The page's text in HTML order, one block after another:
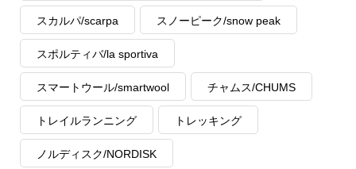
スカルパ/scarpa スノーピーク/snow peak
スポルティバ/la sportiva
スマートウール/smartwool チャムス/CHUMS
トレイルランニング トレッキング
ノルディスク/NORDISK